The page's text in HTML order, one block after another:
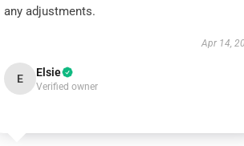
any adjustments.
Apr 14,
E Elsie
Verified owner